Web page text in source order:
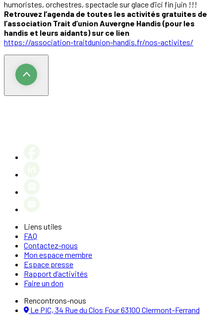
humoristes, orchestres, spectacle sur glace d’ici fin juin !!!
Retrouvez l’agenda de toutes les activités gratuites de
l’association Trait d’union Auvergne Handis (pour les
handis et leurs aidants) sur ce lien
https://association-traitdunion-handis.fr/nos-activites/
Liens utiles
FAQ
Contactez-nous
Mon espace membre
Espace presse
Rapport d’activités
Faire un don
Rencontrons-nous
Le PIC, 34 Rue du Clos Four 63100 Clermont-Ferrand